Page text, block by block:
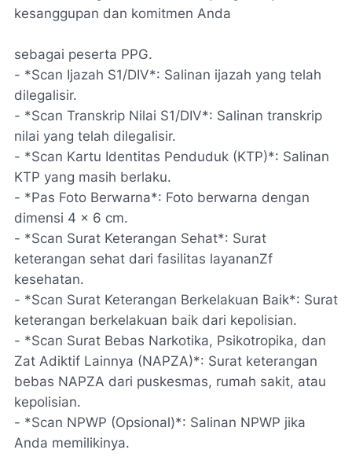
kesanggupan dan komitmen Anda
sebagai peserta PPG.
- *Scan Ijazah S1/DIV*: Salinan ijazah yang telah
dilegalisir.
- *Scan Transkrip Nilai S1/DIV*: Salinan transkrip
nilai yang telah dilegalisir.
- *Scan Kartu Identitas Penduduk (KTP)*: Salinan
KTP yang masih berlaku.
- *Pas Foto Berwarna*: Foto berwarna dengan
dimensi 4 x 6 cm.
- *Scan Surat Keterangan Sehat*: Surat
keterangan sehat dari fasilitas layananZf
kesehatan.
- *Scan Surat Keterangan Berkelakuan Baik*: Surat
keterangan berkelakuan baik dari kepolisian.
- *Scan Surat Bebas Narkotika, Psikotropika, dan
Zat Adiktif Lainnya (NAPZA)*: Surat keterangan
bebas NAPZA dari puskesmas, rumah sakit, atau
kepolisian.
- *Scan NPWP (Opsional)*: Salinan NPWP jika
Anda memilikinya.